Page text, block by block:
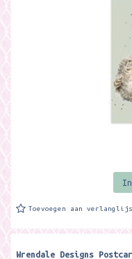
Toevoegen aan
Wrendale Designs